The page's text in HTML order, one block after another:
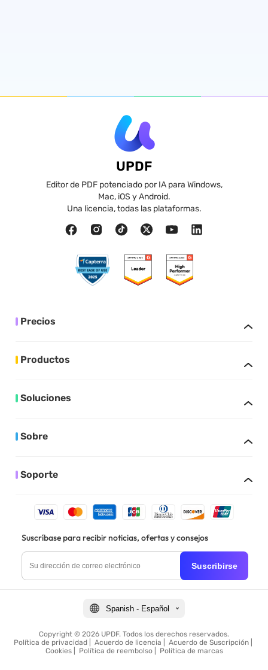
UPDF
Editor de PDF potenciado por IA para Windows,
Mac, iOS y Android.
Una licencia, todas las plataformas.
Precios
Productos
Soluciones
Sobre
Soporte
Suscríbase para recibir noticias, ofertas y consejos
Suscribirse
Spanish - Español
Copyright © 2026 UPDF. Todos los derechos reservados.
Política de privacidad
Acuerdo de licencia Acuerdo de Suscripción
Cookies| Política de reembolso| Política de marcas